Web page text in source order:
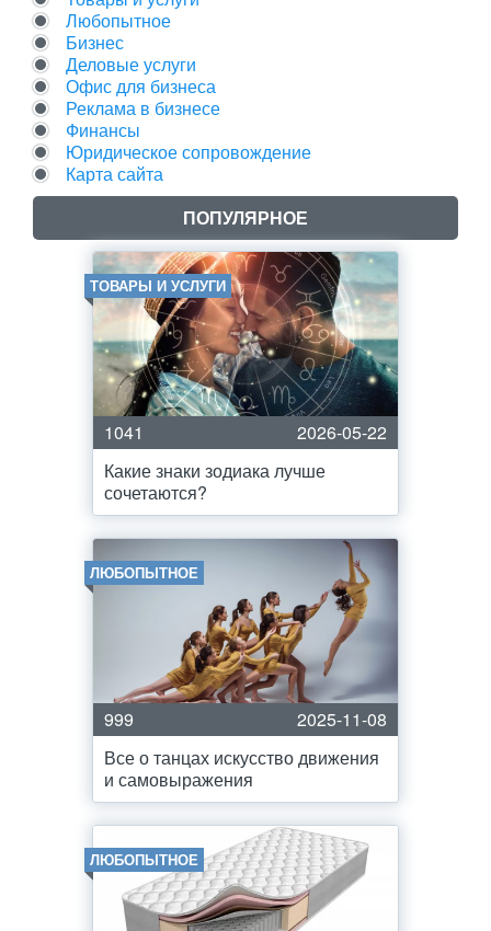
Любопытное
Бизнес
Деловые услуги
Офис для бизнеса
Реклама в бизнесе
Финансы
Юридическое сопровождение
Карта сайта
ПОПУЛЯРНОЕ
ТОВАРЫ И УСЛУГИ
1041
2026-05-22
Какие знаки зодиака лучше
сочетаются?
ЛЮБОПЫТНОЕ
999
2025-11-08
Все о танцах искусство движения
и самовыражения
ЛЮБОПЫТНОЕ